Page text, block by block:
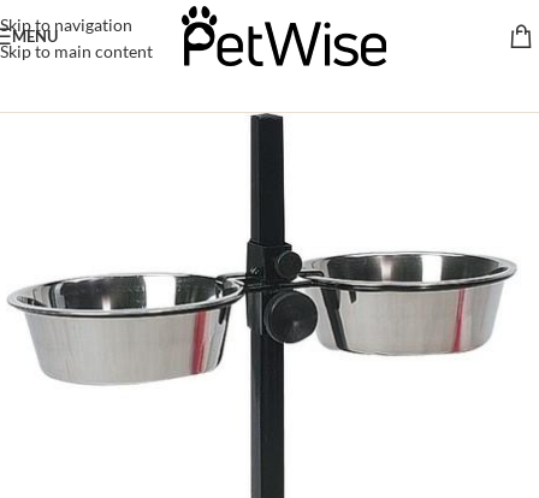
Skip to navigation
Skip to main content
MENU